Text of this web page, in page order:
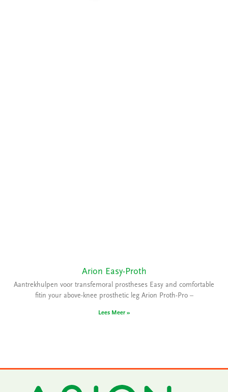
Arion Easy-Proth
Aantrekhulpen voor transfemoral prostheses Easy and comfortable
fitin your above-knee prosthetic leg Arion Proth-Pro –
Lees Meer »